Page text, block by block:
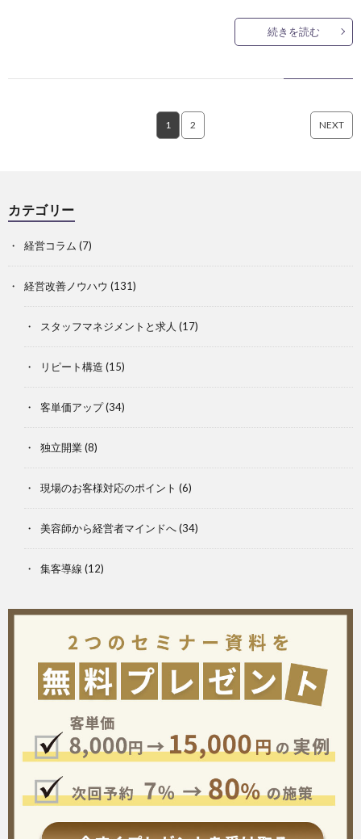
続きを読む
1 2 NEXT
カテゴリー
経営コラム (7)
経営改善ノウハウ (131)
スタッフマネジメントと求人 (17)
リピート構造 (15)
客単価アップ(34)
独立開業(8)
現場のお客様対応のポイント (6)
美容師から経営者マインドへ(34)
集客導線 (12)